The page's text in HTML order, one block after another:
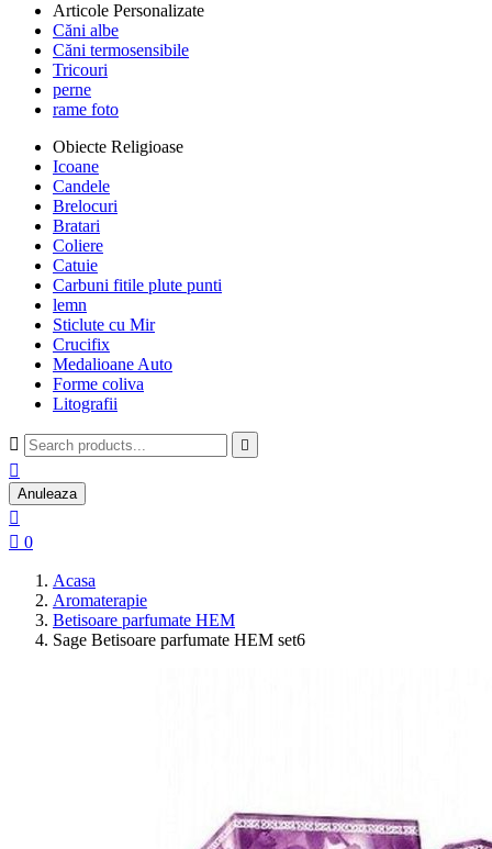
Articole Personalizate
Căni albe
Căni termosensibile
Tricouri
perne
rame foto
Obiecte Religioase
Icoane
Candele
Brelocuri
Bratari
Coliere
Catuie
Carbuni fitile plute punti
lemn
Sticlute cu Mir
Crucifix
Medalioane Auto
Forme coliva
Litografii
 

Anuleaza

 0
Acasa
Aromaterapie
Betisoare parfumate HEM
Sage Betisoare parfumate HEM set6